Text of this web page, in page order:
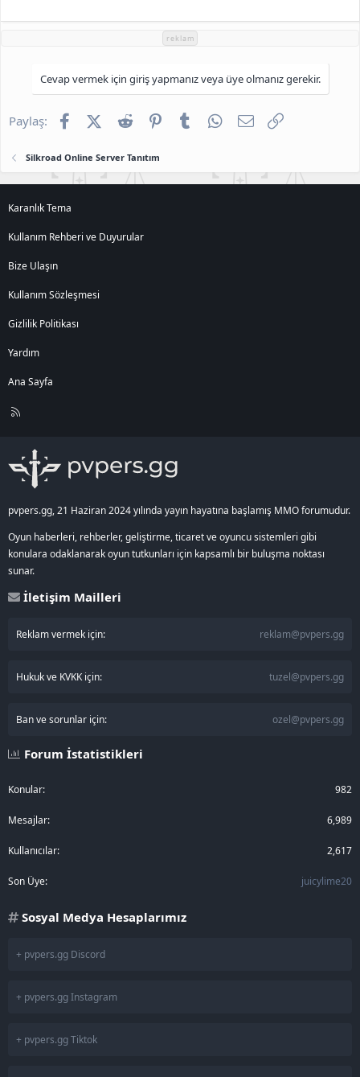
reklam
Cevap vermek için giriş yapmanız veya üye olmanız gerekir.
Paylaş: FacebookX (Twitter)
Reddit PinterestTumblr WhatsApp
E-posta
Silkroad Online Server Tanıtım
Karanlık Tema
Kullanım Rehberi ve Duyurular
Bize Ulaşın
Kullanım Sözleşmesi
Gizlilik Politikası
Yardım
Ana Sayfa
R
pvpers.gg, 21 Haziran 2024 yılında yayın hayatına başlamış MMO forumudur.
Oyun haberleri, rehberler, geliştirme, ticaret ve oyuncu sistemleri gibi
konulara odaklanarak oyun tutkunları için kapsamlı bir buluşma noktası
sunar.
İletişim Mailleri
Reklam vermek için: reklam@pvpers.gg
Hukuk ve KVKK için: tuzel@pvpers.gg
Ban ve sorunlar için: ozel@pvpers.gg
Forum İstatistikleri
Konular 982
Mesajlar 6,989
Kullanıcılar 2,617
Son Üye juicylime20
Sosyal Medya Hesaplarımız
+ pvpers.gg Discord
+ pvpers.gg Instagram
+ pvpers.gg Tiktok